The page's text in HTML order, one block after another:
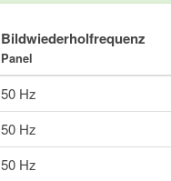
Bildwiederholfrequenz
Panel
50 Hz
50 Hz
50 Hz